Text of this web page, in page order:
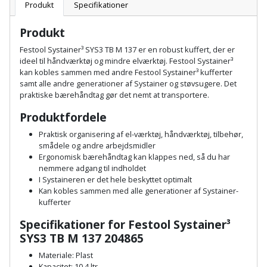
Fugtsikring
Garageport
Gelænder
Gips
Grundmursplader
Hardieplank
brædder
Hemsestige
Isolering
Komposit
Fugepistol
og
skumpistol
Gevindskærer
Glasløfter
Glasskærer
Hæftepistol
hammer
Betonsliber
Bindemaskine
Bits
Bor
Bordrundsav
skruemaskine
Borehammer
Boremaskinetilbehør
Motorenhed
Motorsav
og
kædesav
Motorsav
og
kædesav
tilbehør
Pælebor
Plæneklipper
tilbehør
Brænde
Brændeovn
Brandslukker
Brugskunst
Camping
Damprengøring
Dørmåtte
Drivhus
Spartelmasse
til
væg
Tape
Rør
fittings
Stålvask
Ventilation
og
Guides
Gaveideer
Aktiviteter
Produkt Specifikationer
Produkt
Festool Systainer³ SYS3 TB M 137 er en robust kuffert, der er
ideel til håndværktøj og mindre elværktøj. Festool Systainer³
kan kobles sammen med andre Festool Systainer³ kufferter
samt alle andre generationer af Systainer og støvsugere. Det
praktiske bærehåndtag gør det nemt at transportere.
Produktfordele
Praktisk organisering af el-værktøj, håndværktøj, tilbehør,
smådele og andre arbejdsmidler
Ergonomisk bærehåndtag kan klappes ned, så du har
nemmere adgang til indholdet
I Systaineren er det hele beskyttet optimalt
Kan kobles sammen med alle generationer af Systainer-
kufferter
Specifikationer for Festool Systainer³
SYS3 TB M 137 204865
Materiale: Plast